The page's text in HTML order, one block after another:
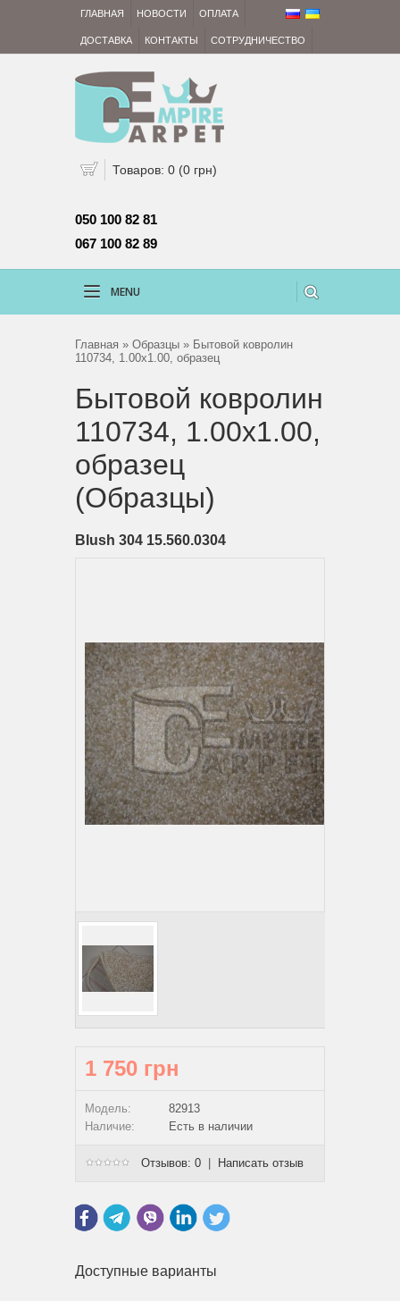
ГЛАВНАЯ НОВОСТИ ОПЛАТА
ДОСТАВКА КОНТАКТЫ СОТРУДНИЧЕСТВО
Товаров: 0 (0 грн)
050 100 82 81
067 100 82 89
MENU
Главная » Образцы » Бытовой ковролин
110734, 1.00х1.00, образец
Бытовой ковролин
110734, 1.00х1.00,
образец
(Образцы)
Blush 304 15.560.0304
1 750 грн
Модель:
82913
Наличие:
Есть в наличии
Отзывов: 0 Написать отзыв
Доступные варианты